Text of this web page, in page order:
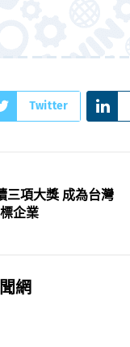
Twitter
三項大獎 成為台灣
企業
網